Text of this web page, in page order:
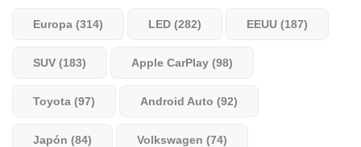
Europa (314) LED (282) EEUU (187)
SUV (183) Apple CarPlay (98)
Toyota (97) Android Auto (92)
Japón (84) Volkswagen (74)